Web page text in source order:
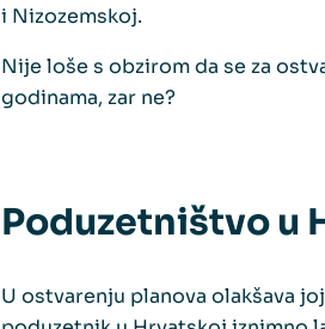
i Nizozemskoj.
Nije loše s obzirom da se za
godinama, zar ne?
Poduzetništvo u
U ostvarenju planova olakšava